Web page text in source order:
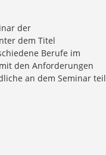
der
dem Titel
Berufe im
den Anforderungen
an dem Seminar teil